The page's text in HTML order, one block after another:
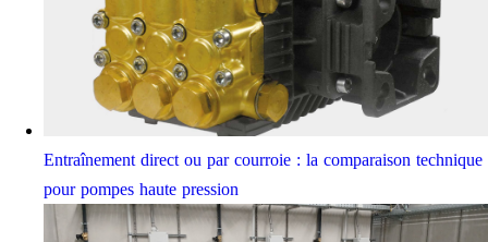
Entraînement direct ou par courroie : la comparaison technique
pour pompes haute pression